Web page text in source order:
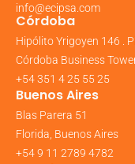
info@ecipsa.com
Córdoba
Hipólito Yrigoyen 146 .
Córdoba Business
+54 351 4 25 55 25
Buenos Aires
Blas Parera 51
Florida, Buenos Aires
+54 9 11 2789 4782